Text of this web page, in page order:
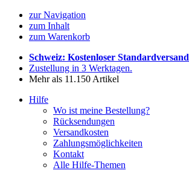
zur Navigation
zum Inhalt
zum Warenkorb
Schweiz: Kostenloser Standardversand
Zustellung in 3 Werktagen.
Mehr als 11.150 Artikel
Hilfe
Wo ist meine Bestellung?
Rücksendungen
Versandkosten
Zahlungsmöglichkeiten
Kontakt
Alle Hilfe-Themen